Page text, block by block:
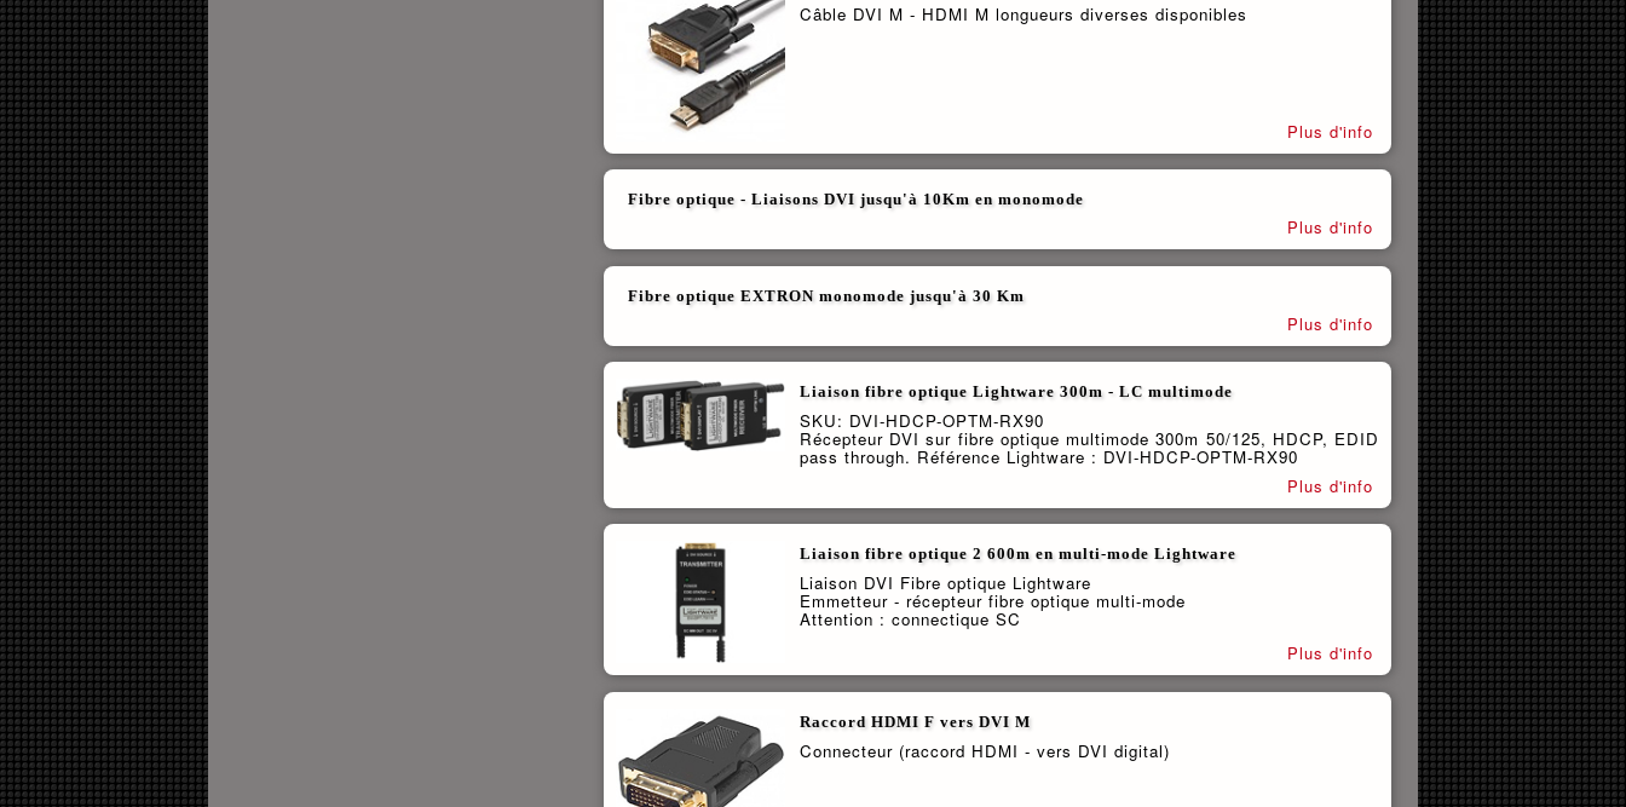
Câble DVI M - HDMI M longueurs diverses disponibles
Plus d'info
Fibre optique - Liaisons DVI jusqu'à 10Km en monomode
Plus d'info
Fibre optique EXTRON monomode jusqu'à 30 Km
Plus d'info
Liaison fibre optique Lightware 300m - LC multimode
SKU: DVI-HDCP-OPTM-RX90
Récepteur DVI sur fibre optique multimode 300m 50/125, HDCP, EDID
pass through. Référence Lightware : DVI-HDCP-OPTM-RX90
Plus d'info
Liaison fibre optique 2 600m en multi-mode Lightware
Liaison DVI Fibre optique Lightware
Emmetteur - récepteur fibre optique multi-mode
Attention : connectique SC
Plus d'info
Raccord HDMI F vers DVI M
Connecteur (raccord HDMI - vers DVI digital)